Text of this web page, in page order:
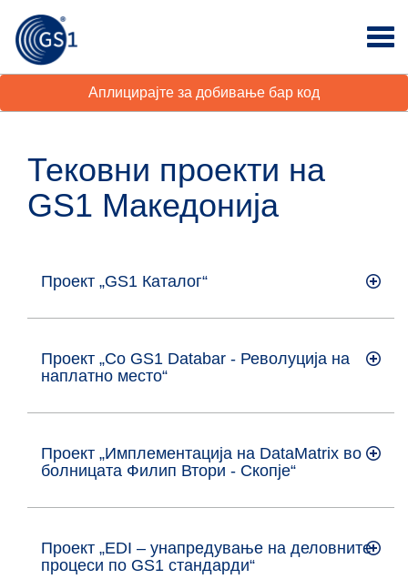
Аплицирајте за добивање бар код
Тековни проекти на
GS1 Македонија
Проект „GS1 Каталог“
Проект „Со GS1 Databar - Револуција на
наплатно место“
Проект „Имплементација на DataMаtrix во
болницата Филип Втори - Скопје“
Проект „EDI – унапредување на деловните
процеси по GS1 стандарди“